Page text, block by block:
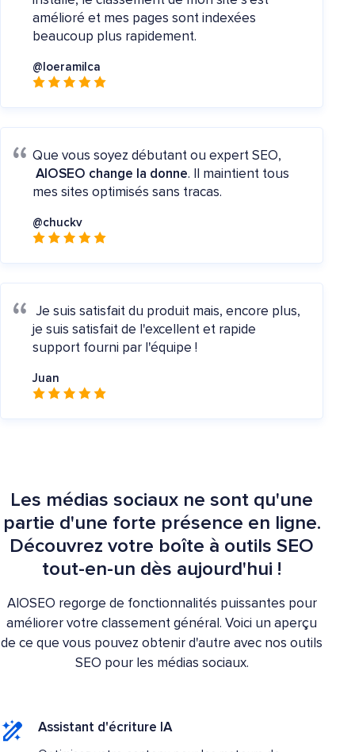
amélioré et mes pages sont indexées
beaucoup plus rapidement.
@loeramilca
Que vous soyez débutant ou expert SEO,
AIOSEO change la donne. Il maintient tous
mes sites optimisés sans tracas.
@chuckv
Je suis satisfait du produit mais, encore plus,
je suis satisfait de l'excellent et rapide
support fourni par l'équipe !
Juan
Les médias sociaux ne sont qu'une
partie d'une forte présence en ligne.
Découvrez votre boîte à outils SEO
tout-en-un dès aujourd'hui !
AIOSEO regorge de fonctionnalités puissantes pour
améliorer votre classement général. Voici un aperçu
de ce que vous pouvez obtenir d'autre avec nos outils
SEO pour les médias sociaux.
Assistant d'écriture IA